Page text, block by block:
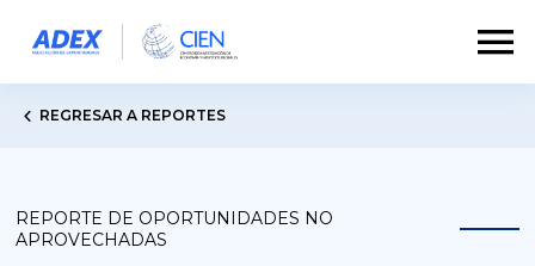
REGRESAR A REPORTES
REPORTE DE OPORTUNIDADES NO
APROVECHADAS